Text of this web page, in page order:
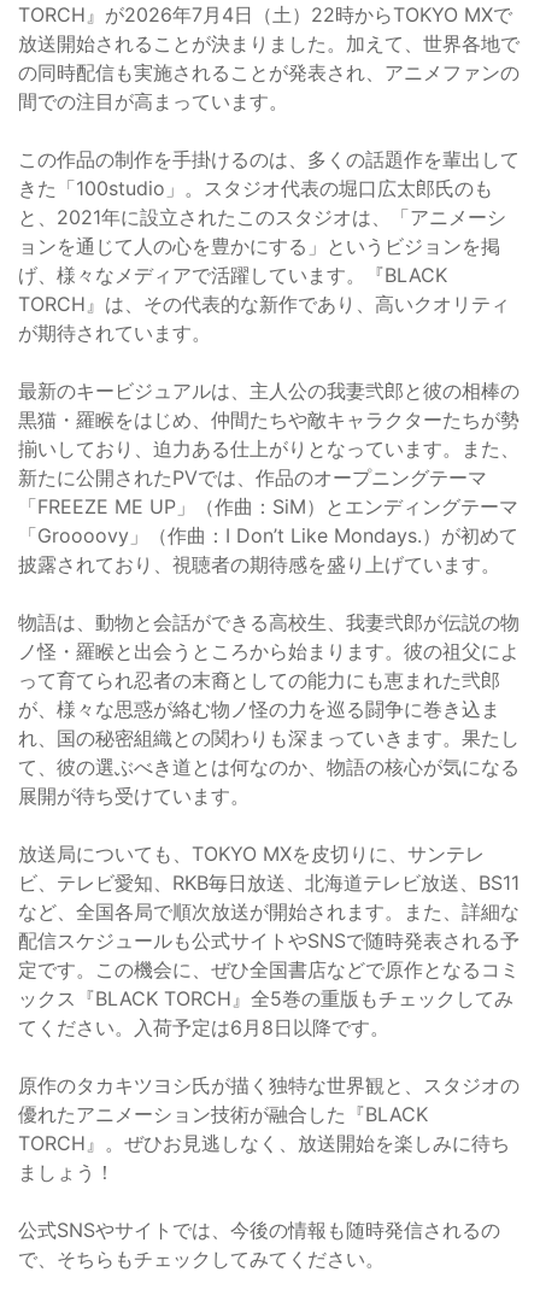
TORCH』が2026年7月4日（土）22時からTOKYO MXで
放送開始されることが決まりました。加えて、世界各地で
の同時配信も実施されることが発表され、アニメファンの
間での注目が高まっています。
この作品の制作を手掛けるのは、多くの話題作を輩出して
きた「100studio」。スタジオ代表の堀口広太郎氏のも
と、2021年に設立されたこのスタジオは、「アニメーシ
ョンを通じて人の心を豊かにする」というビジョンを掲
げ、様々なメディアで活躍しています。『BLACK
TORCH』は、その代表的な新作であり、高いクオリティ
が期待されています。
最新のキービジュアルは、主人公の我妻弐郎と彼の相棒の
黒猫・羅睺をはじめ、仲間たちや敵キャラクターたちが勢
揃いしており、迫力ある仕上がりとなっています。また、
新たに公開されたPVでは、作品のオープニングテーマ
「FREEZE ME UP」（作曲：SiM）とエンディングテーマ
「Groooovy」（作曲：I Don’t Like Mondays.）が初めて
披露されており、視聴者の期待感を盛り上げています。
物語は、動物と会話ができる高校生、我妻弐郎が伝説の物
ノ怪・羅睺と出会うところから始まります。彼の祖父によ
って育てられ忍者の末裔としての能力にも恵まれた弐郎
が、様々な思惑が絡む物ノ怪の力を巡る闘争に巻き込ま
れ、国の秘密組織との関わりも深まっていきます。果たし
て、彼の選ぶべき道とは何なのか、物語の核心が気になる
展開が待ち受けています。
放送局についても、TOKYO MXを皮切りに、サンテレ
ビ、テレビ愛知、RKB毎日放送、北海道テレビ放送、BS11
など、全国各局で順次放送が開始されます。また、詳細な
配信スケジュールも公式サイトやSNSで随時発表される予
定です。この機会に、ぜひ全国書店などで原作となるコミ
ックス『BLACK TORCH』全5巻の重版もチェックしてみ
てください。入荷予定は6月8日以降です。
原作のタカキツヨシ氏が描く独特な世界観と、スタジオの
優れたアニメーション技術が融合した『BLACK
TORCH』。ぜひお見逃しなく、放送開始を楽しみに待ち
ましょう！
公式SNSやサイトでは、今後の情報も随時発信されるの
で、そちらもチェックしてみてください。